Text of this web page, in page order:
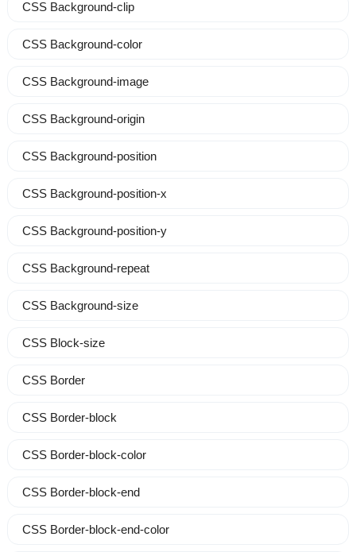
CSS Background-clip
CSS Background-color
CSS Background-image
CSS Background-origin
CSS Background-position
CSS Background-position-x
CSS Background-position-y
CSS Background-repeat
CSS Background-size
CSS Block-size
CSS Border
CSS Border-block
CSS Border-block-color
CSS Border-block-end
CSS Border-block-end-color